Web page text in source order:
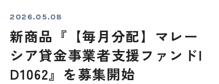
2026.05.08
新商品『【毎月分配】マレー
シア貸金事業者支援ファンドI
D1062』を募集開始